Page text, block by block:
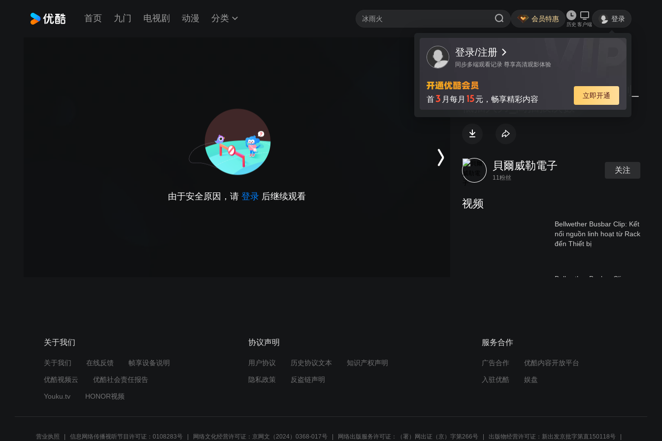
首页 九门 电视剧 动漫 分类 会员特惠
历史 客户端
登录
由于安全原因，请 登录 后继续观看
视频 讨论
CrystalBand™高功率連接器系列_
低插入力_高插拔次數
貝爾威勒電子
11粉丝
关注
视频
Bellwether Busbar Clip: Kết
nối nguồn linh hoạt từ Rack
đến Thiết bị
Bellwether Busbar Clip
From Rack To Unit
关于我们
关于我们 在线反馈 帧享设备说明
优酷视频云 优酷社会责任报告
Youku.tv HONOR视频
协议声明
用户协议 历史协议文本 知识产权声明
隐私政策 反盗链声明
服务合作
广告合作 优酷内容开放平台
入驻优酷 娱盘
营业执照 信息网络传播视听节目许可证：0108283号 网络文化经营许可证：京网文（2024）0368-017号 网络出版服务许可证：（署）网出证（京）字第266号 出版物经营许可证：新出发京批字第直150118号